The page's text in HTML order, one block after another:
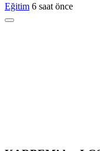
Eğitim 6 saat önce